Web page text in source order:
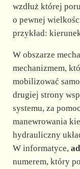
wzdłuż której
o pewnej
przykład:
W obszarze
mechanizmem,
mobilizować
drugiej strony
systemu, za
manewrowania
hydrauliczny
W informatyce,
numerem, który